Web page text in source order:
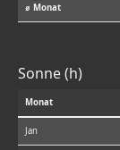
⌀ Monat
Sonne (h)
Monat
Jan